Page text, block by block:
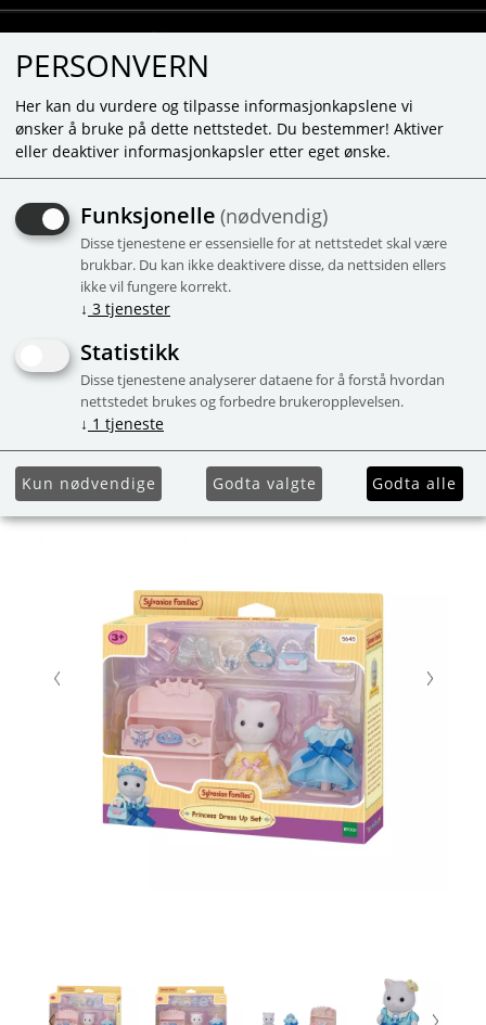
SYLVANIAN PRINSESSE-
PÅKLEDNINGSSETT MED
FIGUR - 5645
• flott påklednings-lekesett med
skohylle, påkledningsdukke, ekstra kjole
og smykker
• med perserkatt-jentefigur
• ca. 6 cm stor
• hode, armer og bein er bevegelige
Kampanje
PERSONVERN
Her kan du vurdere og tilpasse informasjonkapslene vi
ønsker å bruke på dette nettstedet. Du bestemmer! Aktiver
eller deaktiver informasjonkapsler etter eget ønske.
Funksjonelle (nødvendig)
Disse tjenestene er essensielle for at nettstedet skal være
brukbar. Du kan ikke deaktivere disse, da nettsiden ellers
ikke vil fungere korrekt.
↓ 3 tjenester
Statistikk
Disse tjenestene analyserer dataene for å forstå hvordan
nettstedet brukes og forbedre brukeropplevelsen.
↓ 1 tjeneste
Kun nødvendige Godta valgte Godta alle